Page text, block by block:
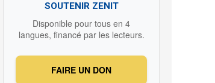
SOUTENIR ZENIT
Disponible pour tous en 4
langues, financé par les lecteurs.
FAIRE UN DON